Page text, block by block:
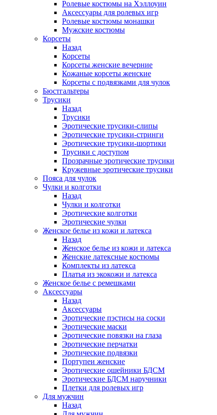
Ролевые костюмы на Хэллоуин
Аксессуары для ролевых игр
Ролевые костюмы монашки
Мужские костюмы
Корсеты
Назад
Корсеты
Корсеты женские вечерние
Кожаные корсеты женские
Корсеты с подвязками для чулок
Бюстгальтеры
Трусики
Назад
Трусики
Эротические трусики-слипы
Эротические трусики-стринги
Эротические трусики-шортики
Трусики с доступом
Прозрачные эротические трусики
Кружевные эротические трусики
Пояса для чулок
Чулки и колготки
Назад
Чулки и колготки
Эротические колготки
Эротические чулки
Женское белье из кожи и латекса
Назад
Женское белье из кожи и латекса
Женские латексные костюмы
Комплекты из латекса
Платья из экокожи и латекса
Женское белье с ремешками
Аксессуары
Назад
Аксессуары
Эротические пэстисы на соски
Эротические маски
Эротические повязки на глаза
Эротические перчатки
Эротические подвязки
Портупеи женские
Эротические ошейники БДСМ
Эротические БДСМ наручники
Плетки для ролевых игр
Для мужчин
Назад